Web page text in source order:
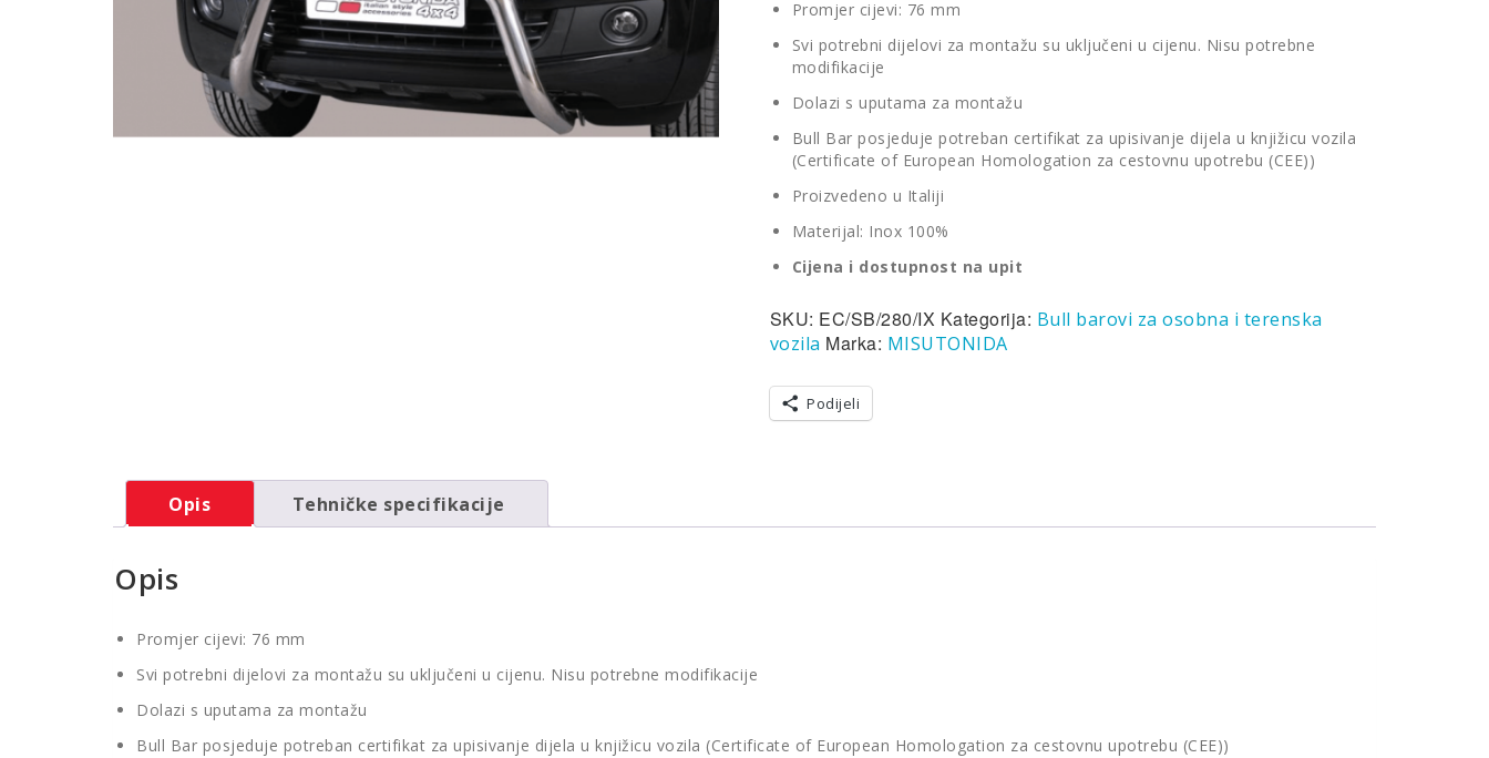
Promjer cijevi: 76 mm
Svi potrebni dijelovi za montažu su uključeni u cijenu. Nisu potrebne
modifikacije
Dolazi s uputama za montažu
Bull Bar posjeduje potreban certifikat za upisivanje dijela u knjižicu vozila
(Certificate of European Homologation za cestovnu upotrebu (CEE))
Proizvedeno u Italiji
Materijal: Inox 100%
Cijena i dostupnost na upit
SKU: EC/SB/280/IX Kategorija: Bull barovi za osobna i terenska
vozila Marka: MISUTONIDA
Podijeli
Opis Tehničke specifikacije
Opis
Promjer cijevi: 76 mm
Svi potrebni dijelovi za montažu su uključeni u cijenu. Nisu potrebne modifikacije
Dolazi s uputama za montažu
Bull Bar posjeduje potreban certifikat za upisivanje dijela u knjižicu vozila (Certificate of European Homologation za cestovnu upotrebu (CEE))